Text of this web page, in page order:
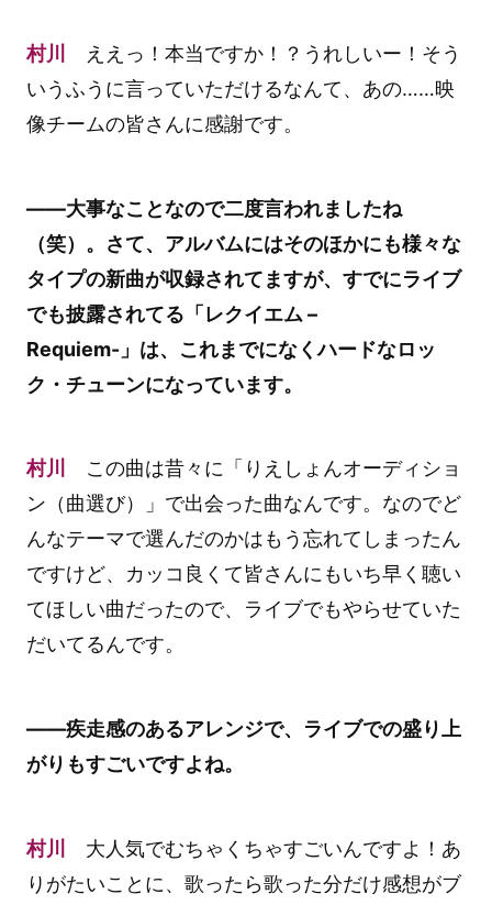
村川
ええっ！本当ですか！？うれしいー！そう
いうふうに言っていただけるなんて、あの……映
像チームの皆さんに感謝です。
――大事なことなので二度言われましたね
（笑）。さて、アルバムにはそのほかにも様々な
タイプの新曲が収録されてますが、すでにライブ
でも披露されてる「レクイエム –
Requiem-」は、これまでになくハードなロッ
ク・チューンになっています。
村川
この曲は昔々に「りえしょんオーディショ
ン（曲選び）」で出会った曲なんです。なのでど
んなテーマで選んだのかはもう忘れてしまったん
ですけど、カッコ良くて皆さんにもいち早く聴い
てほしい曲だったので、ライブでもやらせていた
だいてるんです。
――疾走感のあるアレンジで、ライブでの盛り上
がりもすごいですよね。
村川
大人気でむちゃくちゃすごいんですよ！あ
りがたいことに、歌ったら歌った分だけ感想がブ